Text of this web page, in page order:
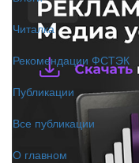
Читалка
Рекомендации ФСТЭК
Публикации
Все публикации
О главном